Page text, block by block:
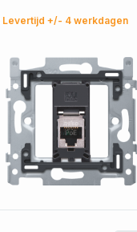
Levertijd +/- 4 werkdagen